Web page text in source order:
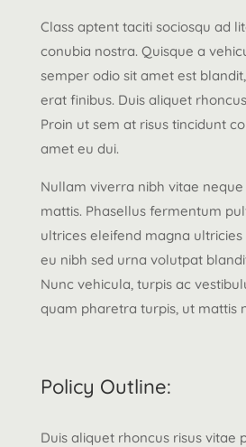
Class aptent taciti sociosqu ad
conubia nostra. Quisque a
semper odio sit amet est
erat finibus. Duis aliquet
Proin ut sem at risus tincidunt
amet eu dui.
Nullam viverra nibh vitae
mattis. Phasellus fermentum
ultrices eleifend magna
eu nibh sed urna volutpat
Nunc vehicula, turpis ac
quam pharetra turpis, ut mattis
Policy Outline:
Duis aliquet rhoncus risus vitae